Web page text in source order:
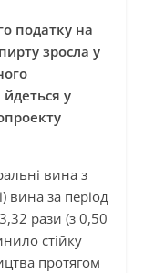
податку на
зросла у
у
вина з
вина за період
рази (з 0,50
стійку
протягом